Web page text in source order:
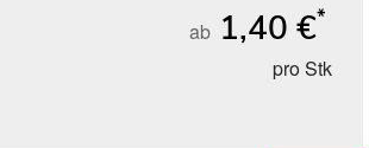
ab 1,40 €*
pro Stk